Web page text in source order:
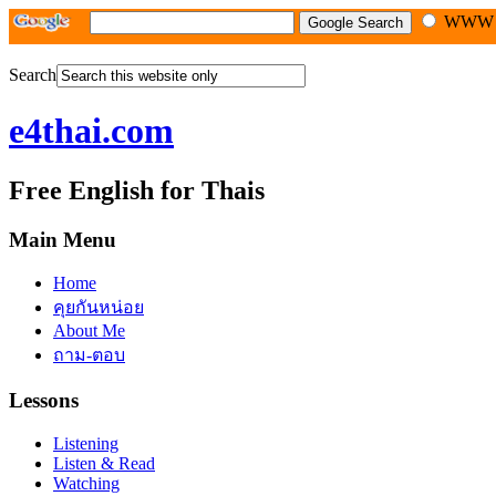
WWW
Search
e4thai.com
Free English for Thais
Main Menu
Home
คุยกันหน่อย
About Me
ถาม-ตอบ
Lessons
Listening
Listen & Read
Watching